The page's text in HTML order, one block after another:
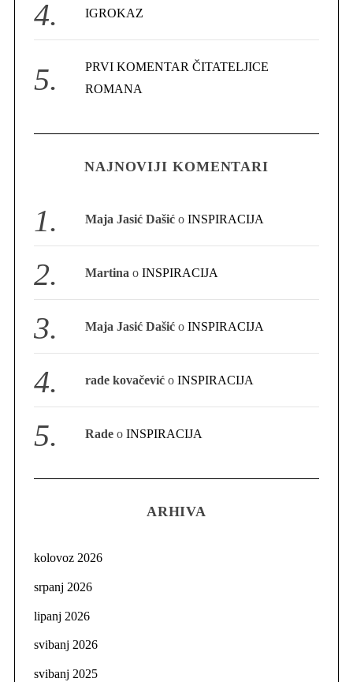
IGROKAZ
PRVI KOMENTAR ČITATELJICE
ROMANA
NAJNOVIJI KOMENTARI
Maja Jasić Dašić oINSPIRACIJA
Martina oINSPIRACIJA
Maja Jasić Dašić oINSPIRACIJA
rade kovačević oINSPIRACIJA
Rade oINSPIRACIJA
ARHIVA
kolovoz 2026
srpanj 2026
lipanj 2026
svibanj 2026
svibanj 2025
c
o
r